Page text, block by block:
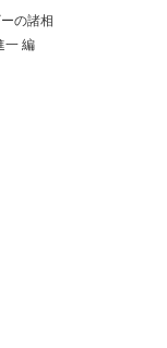
の諸相
一 編